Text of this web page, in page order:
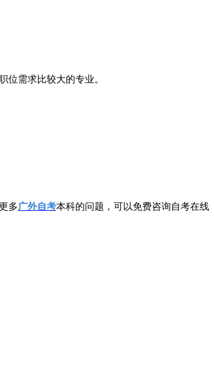
位需求比较大的专业。
多广外自考本科的问题，可以免费咨询自考在线